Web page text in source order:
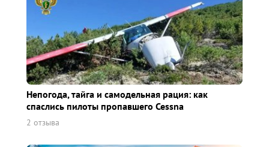
Непогода, тайга и самодельная рация: как
спаслись пилоты пропавшего Cessna
2 отзыва